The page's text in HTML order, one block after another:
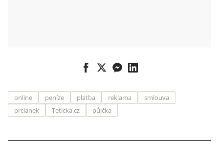
online peníze platba reklama
smlouva
prclanek
Teticka.cz půjčka